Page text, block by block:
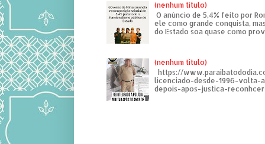
(nenhum título)
O anúncio de 5,4% feito por
ele como grande conquista,
do Estado soa quase como
(nenhum título)
https://
licenciado-desde-1996-volta-
depois-apos-justica-